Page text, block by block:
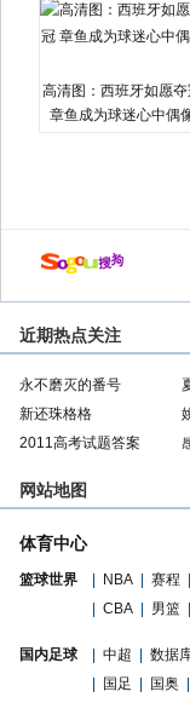
高清图：西班牙如愿
章鱼成为球迷心中偶
近期热点关注
永不磨灭的番号
新还珠格格
2011高考试题答案
网站地图
体育中心
篮球世界 NBA 赛程
CBA 男篮
国内足球 中超 数据
国足 国奥